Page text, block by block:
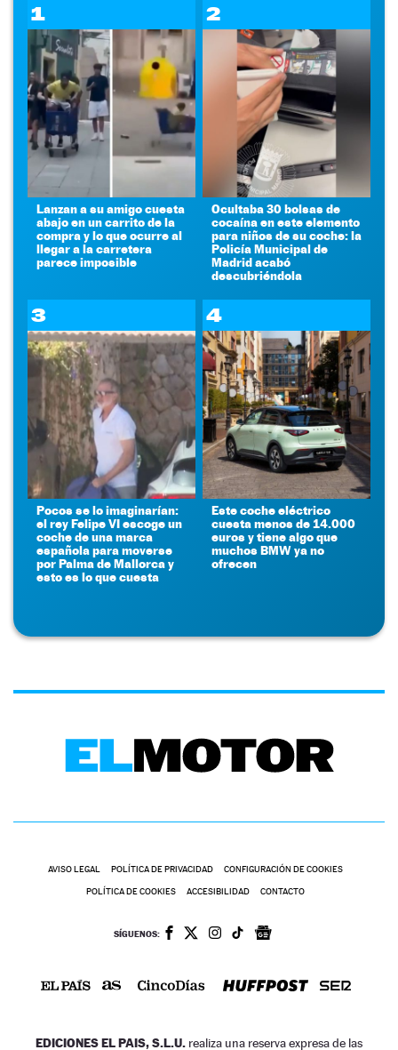
1
Lanzan a su amigo cuesta
abajo en un carrito de la
compra y lo que ocurre al
llegar a la carretera
parece imposible
2
Ocultaba 30 bolsas de
cocaína en este elemento
para niños de su coche: la
Policía Municipal de
Madrid acabó
descubriéndola
3
Pocos se lo imaginarían:
el rey Felipe VI escoge un
coche de una marca
española para moverse
por Palma de Mallorca y
esto es lo que cuesta
4
Este coche eléctrico
cuesta menos de 14.000
euros y tiene algo que
muchos BMW ya no
ofrecen
AVISO LEGAL POLÍTICA DE PRIVACIDAD CONFIGURACIÓN DE COOKIES
POLÍTICA DE COOKIES ACCESIBILIDAD CONTACTO
SÍGUENOS:
EDICIONES EL PAIS, S.L.U. realiza una reserva expresa de las